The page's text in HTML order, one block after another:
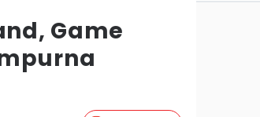
Game